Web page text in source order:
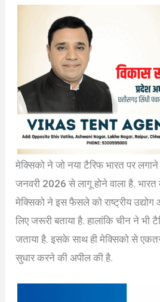
मेक्सिको ने जो नया टैरिफ भारत पर लगाने
जनवरी 2026 से लागू होने वाला है.
मेक्सिको ने इस फैसले को राष्ट्रीय उद्योग
लिए जरूरी बताया है. हालांकि चीन ने भी
जताया है. इसके साथ ही मेक्सिको से
सुधार करने की अपील की है.